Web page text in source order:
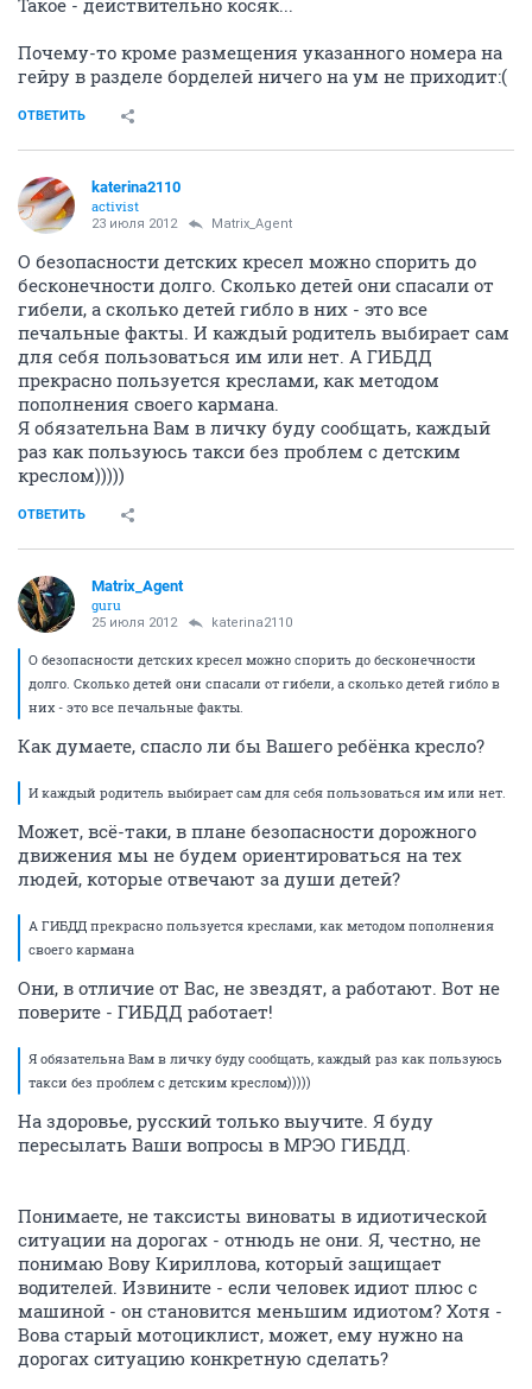
Такое - действительно косяк...
Почему-то кроме размещения указанного номера на
гейру в разделе борделей ничего на ум не приходит:(
ОТВЕТИТЬ
katerina2110
activist
23 июля 2012 Matrix_Agent
О безопасности детских кресел можно спорить до
бесконечности долго. Сколько детей они спасали от
гибели, а сколько детей гибло в них - это все
печальные факты. И каждый родитель выбирает сам
для себя пользоваться им или нет. А ГИБДД
прекрасно пользуется креслами, как методом
пополнения своего кармана.
Я обязательна Вам в личку буду сообщать, каждый
раз как пользуюсь такси без проблем с детским
креслом)))))
ОТВЕТИТЬ
Matrix_Agent
guru
25 июля 2012 katerina2110
О безопасности детских кресел можно спорить до бесконечности
долго. Сколько детей они спасали от гибели, а сколько детей гибло в
них - это все печальные факты.
Как думаете, спасло ли бы Вашего ребёнка кресло?
И каждый родитель выбирает сам для себя пользоваться им или нет.
Может, всё-таки, в плане безопасности дорожного
движения мы не будем ориентироваться на тех
людей, которые отвечают за души детей?
А ГИБДД прекрасно пользуется креслами, как методом пополнения
своего кармана
Они, в отличие от Вас, не звездят, а работают. Вот не
поверите - ГИБДД работает!
Я обязательна Вам в личку буду сообщать, каждый раз как пользуюсь
такси без проблем с детским креслом)))))
На здоровье, русский только выучите. Я буду
пересылать Ваши вопросы в МРЭО ГИБДД.
Понимаете, не таксисты виноваты в идиотической
ситуации на дорогах - отнюдь не они. Я, честно, не
понимаю Вову Кириллова, который защищает
водителей. Извините - если человек идиот плюс с
машиной - он становится меньшим идиотом? Хотя -
Вова старый мотоциклист, может, ему нужно на
дорогах ситуацию конкретную сделать?